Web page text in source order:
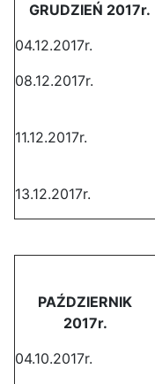
GRUDZIEŃ 2017r.
04.12.2017r.
08.12.2017r.
11.12.2017r.
13.12.2017r.
PAŹDZIERNIK
2017r.
04.10.2017r.